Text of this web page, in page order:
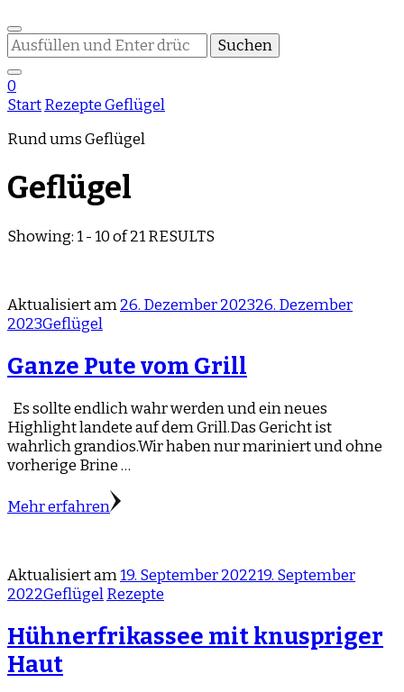
Suchst
du
nach
etwas?
0
StartRezepteGeflügel
Rund ums Geflügel
Geflügel
Showing: 1 - 10 of 21 RESULTS
Aktualisiert am26. Dezember 202326. Dezember
2023Geflügel
Ganze Pute vom Grill
Es sollte endlich wahr werden und ein neues
Highlight landete auf dem Grill.Das Gericht ist
wahrlich grandios.Wir haben nur mariniert und ohne
vorherige Brine …
Mehr erfahren
Aktualisiert am19. September 202219. September
2022GeflügelRezepte
Hühnerfrikassee mit knuspriger
Haut